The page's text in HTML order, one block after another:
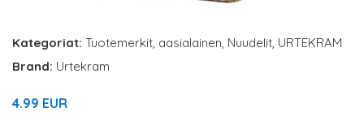
Kategoriat: Tuotemerkit, aasialainen, Nuudelit, URTEKRAM
Brand: Urtekram
4.99 EUR